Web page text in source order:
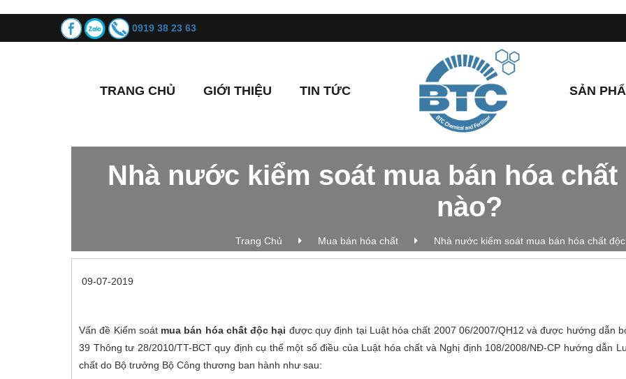
0919 38 23 63
TRANG CHỦ GIỚI THIỆU TIN TỨC SẢN
Nhà nước kiểm soát mua bán hóa
nào?
Trang Chủ Mua bán hóa chất Nhà nước kiểm soát mua bán hóa chất
09-07-2019
Vấn đề Kiểm soát mua bán hóa chất độc hại được quy định tại Luật hóa chất 2007 06/2007/QH12 và được hướng dẫn
39 Thông tư 28/2010/TT-BCT quy định cụ thể một số điều của Luật hóa chất và Nghị định 108/2008/NĐ-CP hướng dẫn
chất do Bộ trưởng Bộ Công thương ban hành như sau: